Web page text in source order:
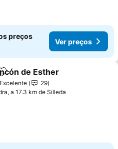
preços
Ver preços
Adicionar aos favoritos
de Esther
Excelente
29
a 17.3 km de Silleda